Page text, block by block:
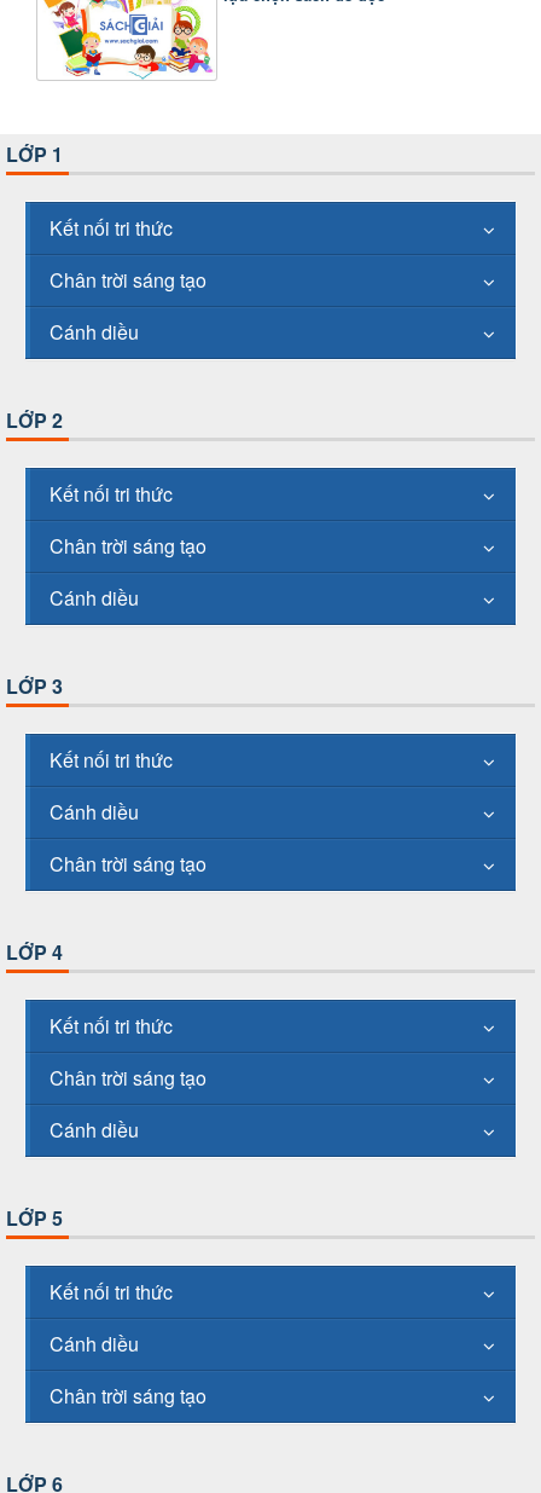
LỚP 1
Kết nối tri thức
Chân trời sáng tạo
Cánh diều
LỚP 2
Kết nối tri thức
Chân trời sáng tạo
Cánh diều
LỚP 3
Kết nối tri thức
Cánh diều
Chân trời sáng tạo
LỚP 4
Kết nối tri thức
Chân trời sáng tạo
Cánh diều
LỚP 5
Kết nối tri thức
Cánh diều
Chân trời sáng tạo
LỚP 6